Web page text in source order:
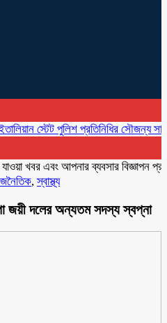
স্টেট পুলিশ প্রতিনিধির সৌজন্য সাক্ষাৎ
এবং আপনার ব্যবসার বিজ্ঞাপন প্রচারের
,স্বাস্থ্য
জয়ী দলের অন্যতম সদস্য স্বপ্না